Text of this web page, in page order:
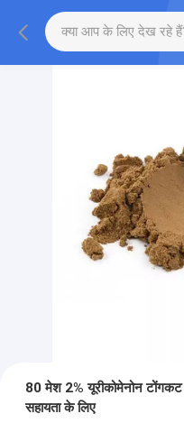
80 मेश 2% यूरीकोमेनोन
सहायता के लिए